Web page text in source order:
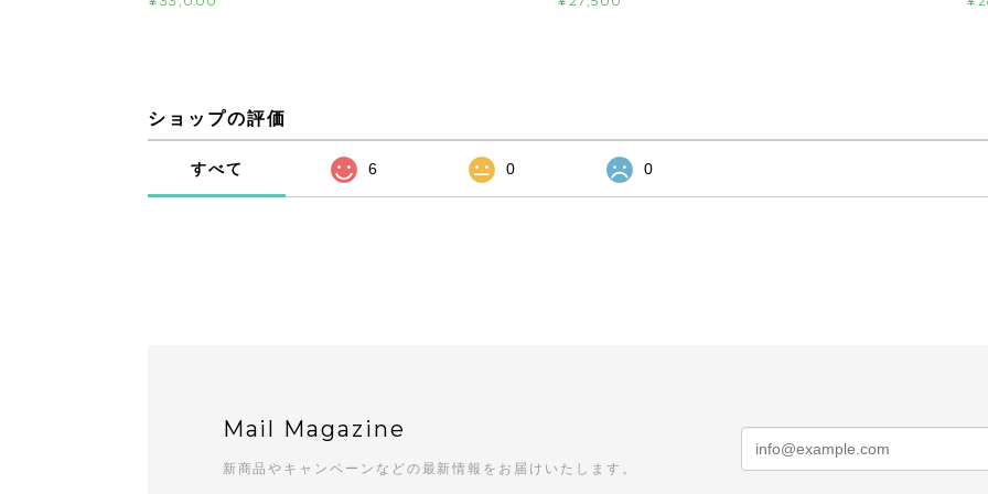
ショップの評価
すべて 6 0 0
Mail Magazine
新商品やキャンペーンなどの最新情報をお届けいたします。